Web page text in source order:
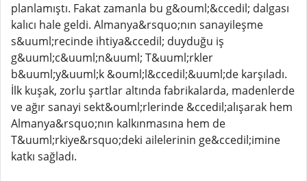
planlamıştı. Fakat zamanla bu g&ouml;&ccedil; dalgası
kalıcı hale geldi. Almanya&rsquo;nın sanayileşme
s&uuml;recinde ihtiya&ccedil; duyduğu iş
g&uuml;c&uuml;n&uuml; T&uuml;rkler
b&uuml;y&uuml;k &ouml;l&ccedil;&uuml;de karşıladı.
İlk kuşak, zorlu şartlar altında fabrikalarda, madenlerde
ve ağır sanayi sekt&ouml;rlerinde &ccedil;alışarak hem
Almanya&rsquo;nın kalkınmasına hem de
T&uuml;rkiye&rsquo;deki ailelerinin ge&ccedil;imine
katkı sağladı.